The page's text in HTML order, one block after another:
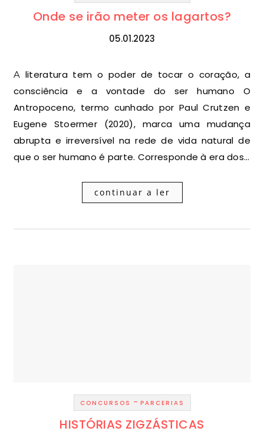
Onde se irão meter os lagartos?
05.01.2023
A literatura tem o poder de tocar o coração, a
consciência e a vontade do ser humano O
Antropoceno, termo cunhado por Paul Crutzen e
Eugene Stoermer (2020), marca uma mudança
abrupta e irreversível na rede de vida natural de
que o ser humano é parte. Corresponde à era dos…
continuar a ler
CONCURSOS - PARCERIAS
HISTÓRIAS ZIGZÁSTICAS